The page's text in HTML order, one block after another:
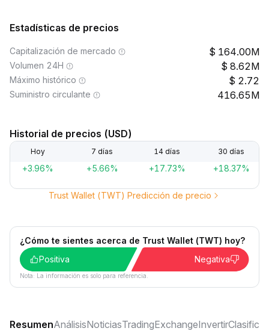
Estadísticas de precios
Capitalización de mercado 164.00M
Volumen 24H 8.62M
Máximo histórico 2.72
Suministro circulante 416.65M
Historial de precios (USD)
Hoy 7 días 14 días 30 días
+3.96% +5.66% +17.73% +18.37%
Trust Wallet (TWT) Predicción de precio
¿Cómo te sientes acerca de Trust Wallet (TWT) hoy?
Positiva
Negativa
Nota: La información es solo para referencia.
ResumenAnálisisNoticiasTradingExchangeInvertir